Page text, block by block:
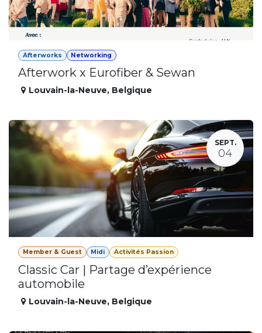
Afterworks Networking
Afterwork x Eurofiber & Sewan
Louvain-la-Neuve, Belgique
SEPT.
04
Member & Guest Midi Activités Passion
Classic Car | Partage d’expérience
automobile
Louvain-la-Neuve, Belgique